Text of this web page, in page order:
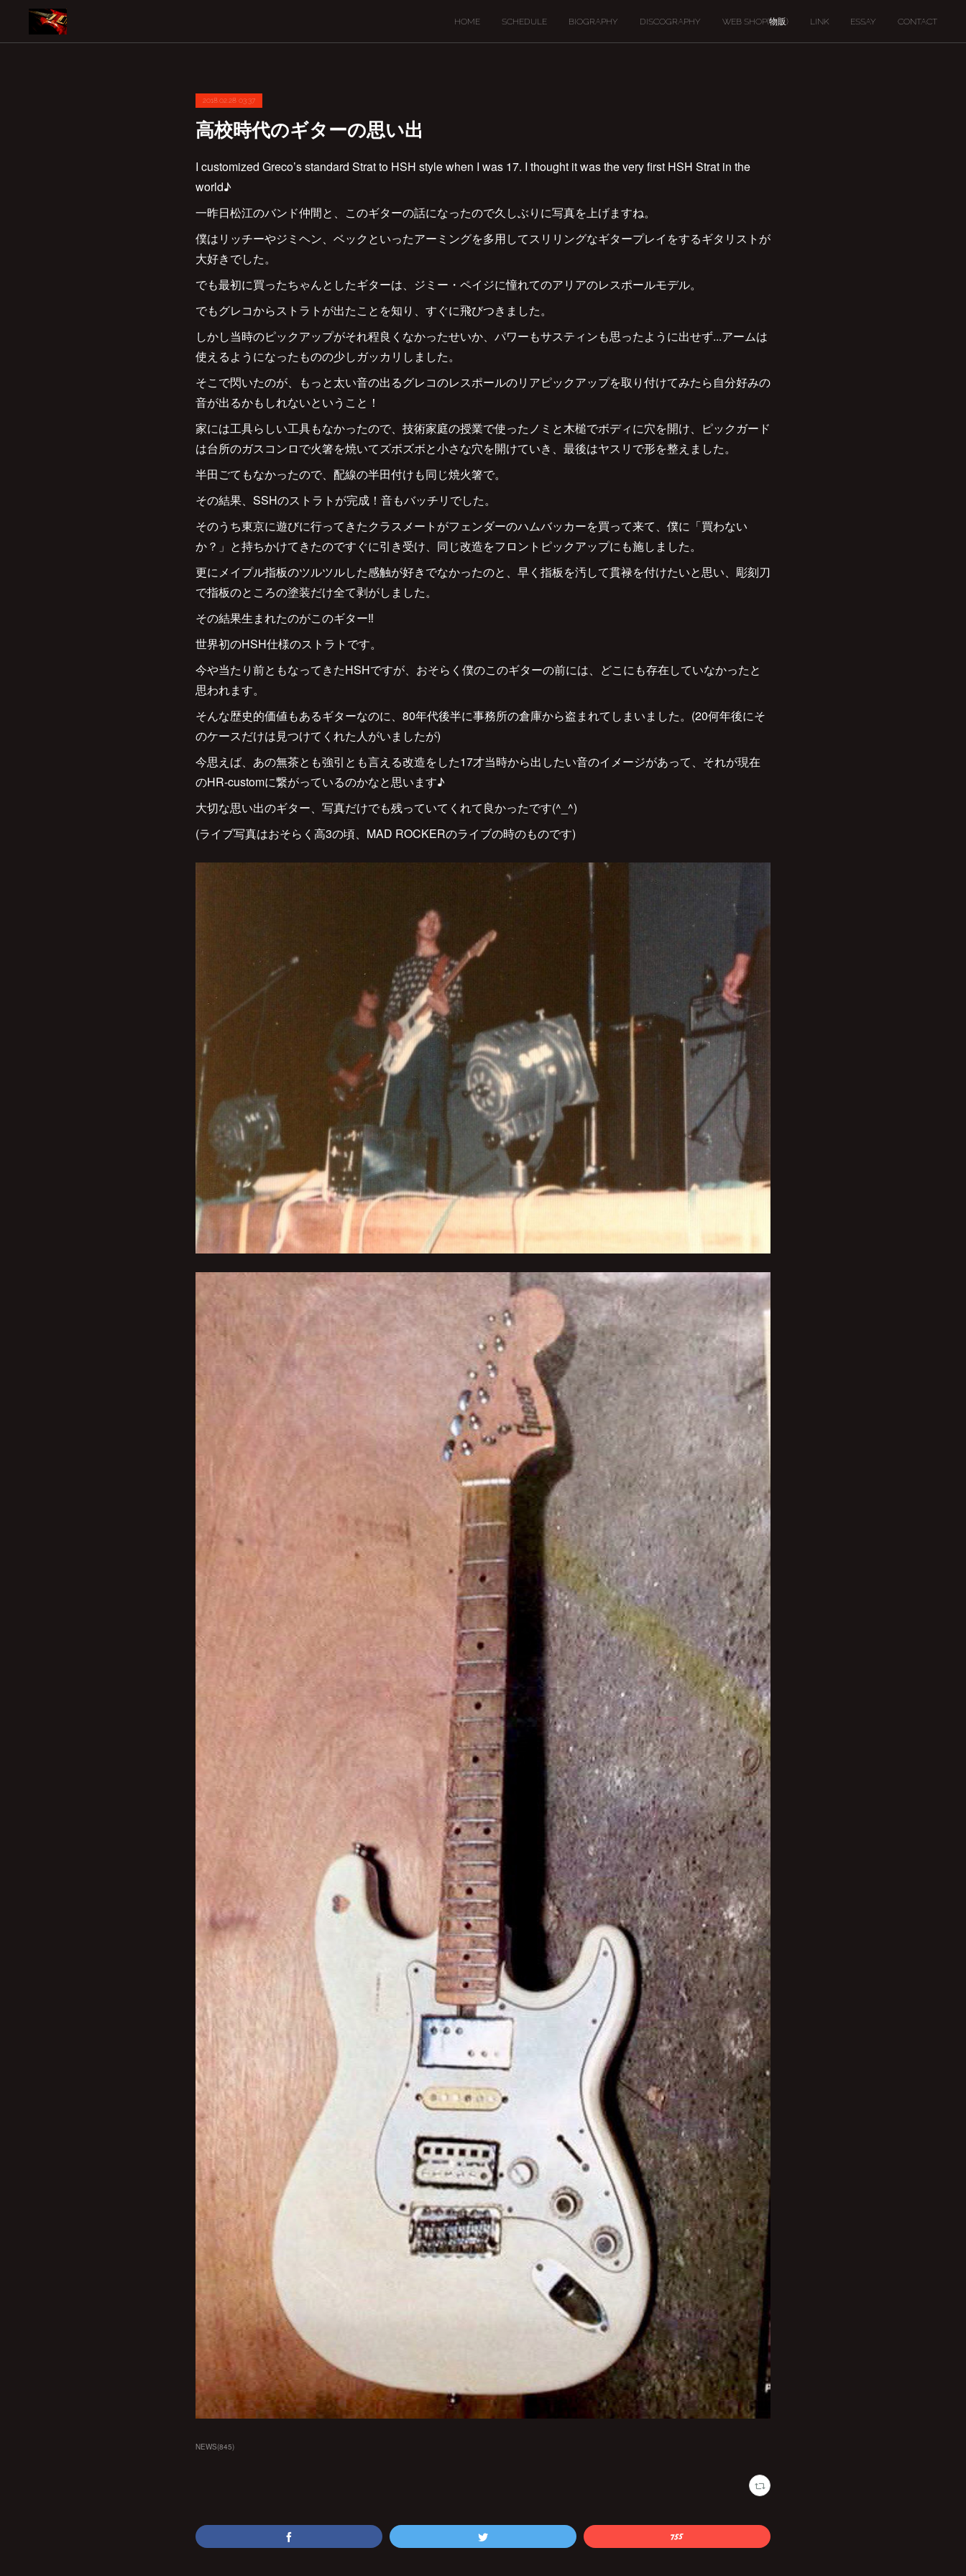
HOME SCHEDULE BIOGRAPHY DISCOGRAPHY WEB SHOP(物販) LINK ESSAY CONTACT
2018.02.28 03:37
高校時代のギターの思い出
I customized Greco’s standard Strat to HSH style when I was 17. I thought it was the very first HSH Strat in the
world♪
一昨日松江のバンド仲間と、このギターの話になったので久しぶりに写真を上げますね。
僕はリッチーやジミヘン、ベックといったアーミングを多用してスリリングなギタープレイをするギタリストが
大好きでした。
でも最初に買ったちゃんとしたギターは、ジミー・ペイジに憧れてのアリアのレスポールモデル。
でもグレコからストラトが出たことを知り、すぐに飛びつきました。
しかし当時のピックアップがそれ程良くなかったせいか、パワーもサスティンも思ったように出せず...アームは
使えるようになったものの少しガッカリしました。
そこで閃いたのが、もっと太い音の出るグレコのレスポールのリアピックアップを取り付けてみたら自分好みの
音が出るかもしれないということ！
家には工具らしい工具もなかったので、技術家庭の授業で使ったノミと木槌でボディに穴を開け、ピックガード
は台所のガスコンロで火箸を焼いてズボズボと小さな穴を開けていき、最後はヤスリで形を整えました。
半田ごてもなかったので、配線の半田付けも同じ焼火箸で。
その結果、SSHのストラトが完成！音もバッチリでした。
そのうち東京に遊びに行ってきたクラスメートがフェンダーのハムバッカーを買って来て、僕に「買わない
か？」と持ちかけてきたのですぐに引き受け、同じ改造をフロントピックアップにも施しました。
更にメイプル指板のツルツルした感触が好きでなかったのと、早く指板を汚して貫禄を付けたいと思い、彫刻刀
で指板のところの塗装だけ全て剥がしました。
その結果生まれたのがこのギター‼︎
世界初のHSH仕様のストラトです。
今や当たり前ともなってきたHSHですが、おそらく僕のこのギターの前には、どこにも存在していなかったと
思われます。
そんな歴史的価値もあるギターなのに、80年代後半に事務所の倉庫から盗まれてしまいました。(20何年後にそ
のケースだけは見つけてくれた人がいましたが)
今思えば、あの無茶とも強引とも言える改造をした17才当時から出したい音のイメージがあって、それが現在
のHR-customに繋がっているのかなと思います♪
大切な思い出のギター、写真だけでも残っていてくれて良かったです(^_^)
(ライブ写真はおそらく高3の頃、MAD ROCKERのライブの時のものです)
NEWS(845)